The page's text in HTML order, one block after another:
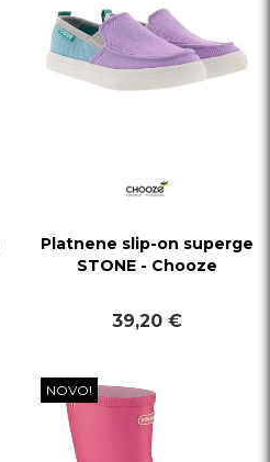
Platnene slip-on superge
STONE - Chooze
39,20 €
NOVO!